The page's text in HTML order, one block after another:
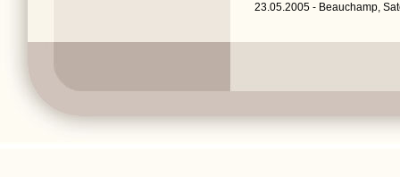
23.05.2005 - Beauchamp,